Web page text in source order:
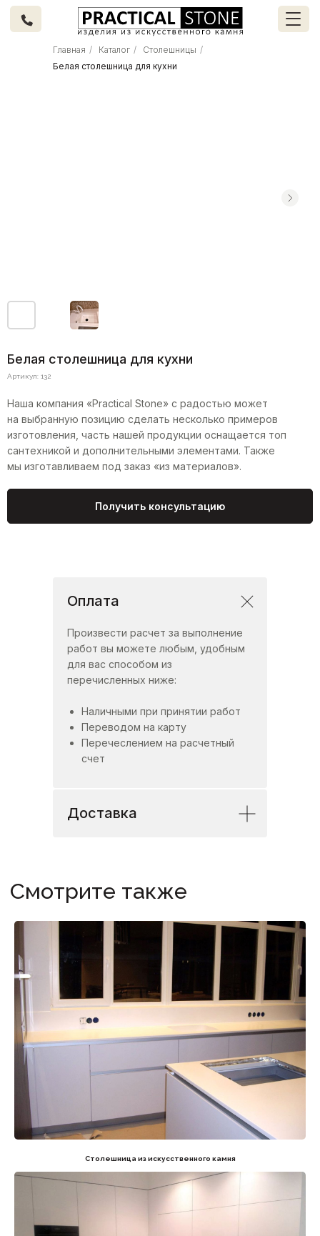
Главная / Каталог / Столешницы /
Белая столешница для кухни
Белая столешница для кухни
Артикул: 132
Наша компания «Practical Stone» с радостью может
на выбранную позицию сделать несколько примеров
изготовления, часть нашей продукции оснащается топ
сантехникой и дополнительными элементами. Также
мы изготавливаем под заказ «из материалов».
Получить консультацию
Оплата
Произвести расчет за выполнение
работ вы можете любым, удобным
для вас способом из
перечисленных ниже:
Наличными при принятии работ
Переводом на карту
Перечеслением на расчетный
счет
Доставка
Смотрите также
Столешница из искусственного камня